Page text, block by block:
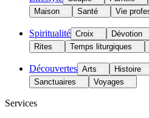
Maison
Santé Vie
Spiritualité Croix Dévotion
Rites
Temps liturgiques
Découvertes Arts Histoire
Sanctuaires
Voyages
Services